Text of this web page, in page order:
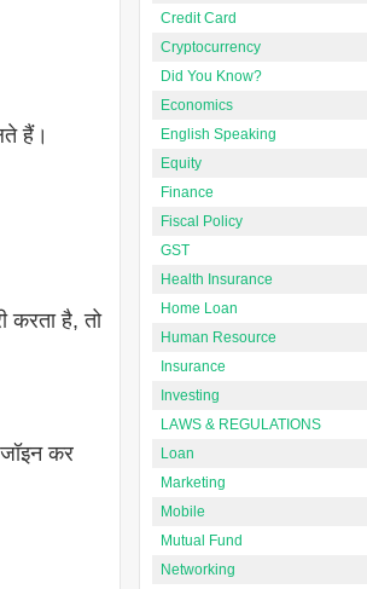
हैं।
करता है, तो
कर
Credit Card
Cryptocurrency
Did You Know?
Economics
English Speaking
Equity
Finance
Fiscal Policy
GST
Health Insurance
Home Loan
Human Resource
Insurance
Investing
LAWS & REGULATIONS
Loan
Marketing
Mobile
Mutual Fund
Networking